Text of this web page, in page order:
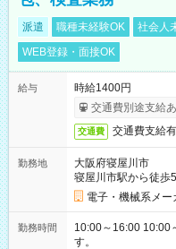
派遣 職種未経験OK 社会人
WEB登録・面接OK
給与
時給1400円
交通費別途支給
交通費 交通費支給
勤務地
大阪府寝屋川市
寝屋川市駅から徒歩
電子・機械系メー
勤務時間
10:00～16:00 10:00～17:00 ※表記のうち実働5
す。